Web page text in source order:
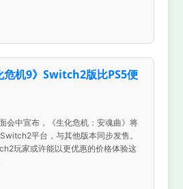
危机9》Switch2版比PS5便
会中宣布，《生化危机：安魂曲》将
平台，与其他版本同步发售。
玩家或许能以更优惠的价格体验这